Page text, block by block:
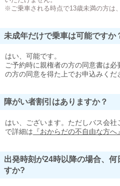
※ご乗車される時点で13歳未満の方は
未成年だけで乗車は可能ですか
はい、可能です。
ご予約時に親権者の方の同意書は
の方の同意を得た上でお申込みくだ
障がい者割引はありますか？
はい、ございます。ただしバス会
で詳細は 『おからだの不自由な方へ』
出発時刻が24時以降の場合、
すか?